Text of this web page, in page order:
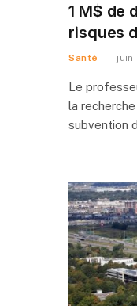
1 M$ de
risques
Santé juin
Le
la
subvention